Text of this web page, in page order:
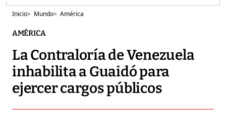
Inicio> Mundo> América
AMÉRICA
La Contraloría de Venezuela
inhabilita a Guaidó para
ejercer cargos públicos